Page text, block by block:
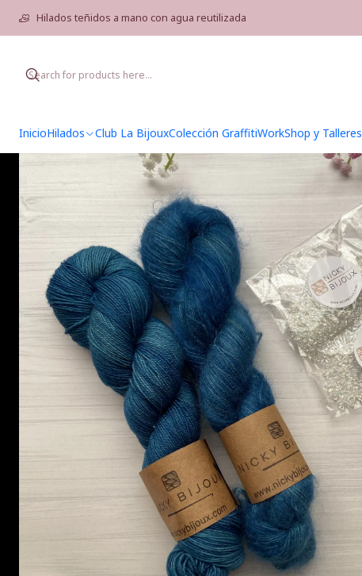
InicioHilados Club La BijouxColección GraffitiWorkShop y Talleres
Hilados teñidos a mano con agua reutilizada